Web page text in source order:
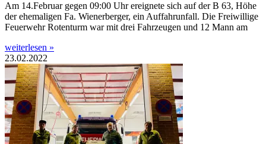
Am 14.Februar gegen 09:00 Uhr ereignete sich auf der B 63, Höhe
der ehemaligen Fa. Wienerberger, ein Auffahrunfall. Die Freiwillige
Feuerwehr Rotenturm war mit drei Fahrzeugen und 12 Mann am
weiterlesen »
23.02.2022